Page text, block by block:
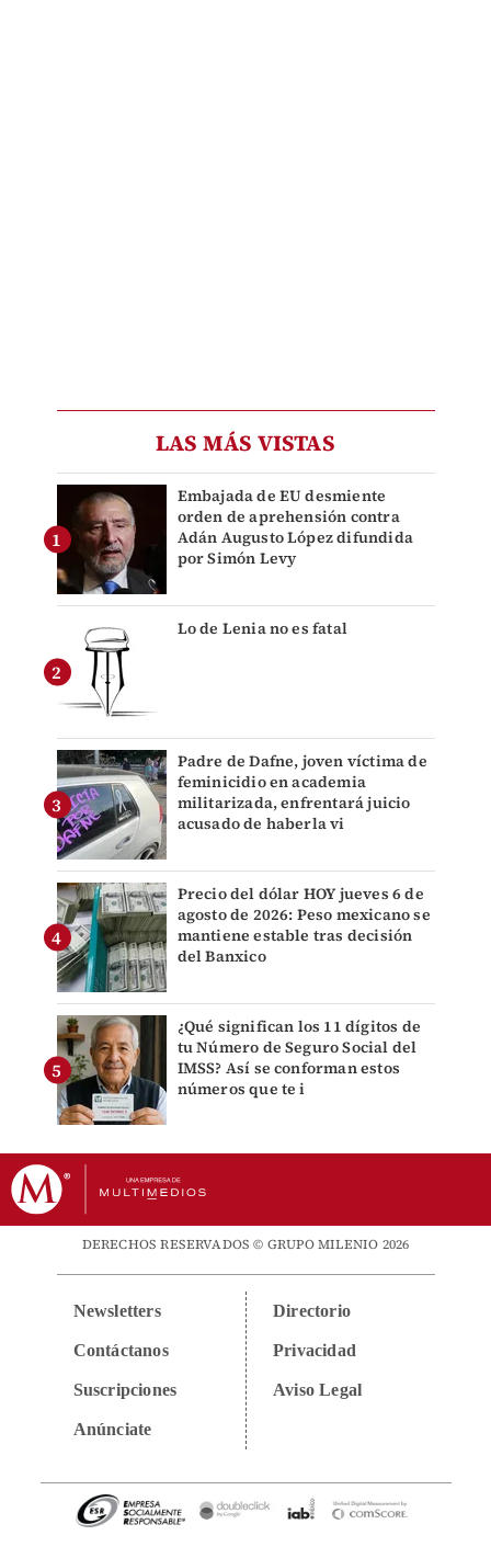
LAS MÁS VISTAS
Embajada de EU desmiente
orden de aprehensión contra
Adán Augusto López difundida
por Simón Levy
Lo de Lenia no es fatal
Padre de Dafne, joven víctima de
feminicidio en academia
militarizada, enfrentará juicio
acusado de haberla vi
Precio del dólar HOY jueves 6 de
agosto de 2026: Peso mexicano se
mantiene estable tras decisión
del Banxico
¿Qué significan los 11 dígitos de
tu Número de Seguro Social del
IMSS? Así se conforman estos
números que te i
DERECHOS RESERVADOS © GRUPO MILENIO 2026
Newsletters
Contáctanos
Suscripciones
Anúnciate
Directorio
Privacidad
Aviso Legal